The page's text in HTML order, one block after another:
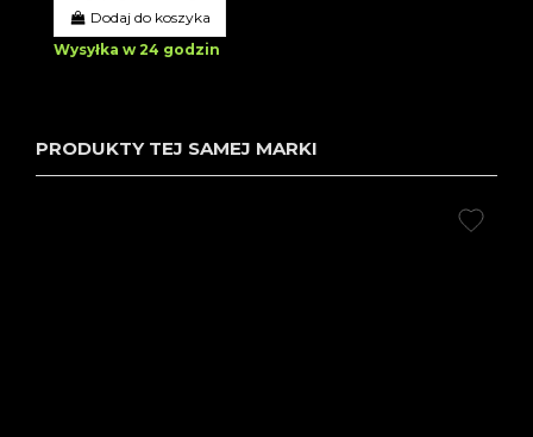
Dodaj do koszyka
Wysyłka w 24 godzin
PRODUKTY TEJ SAMEJ MARKI